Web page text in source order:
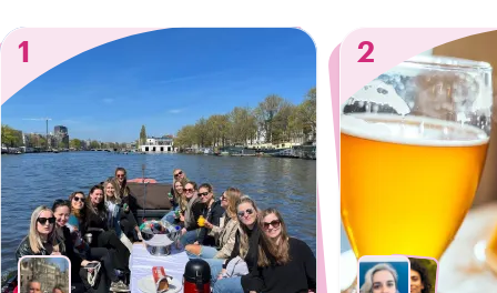
1
2